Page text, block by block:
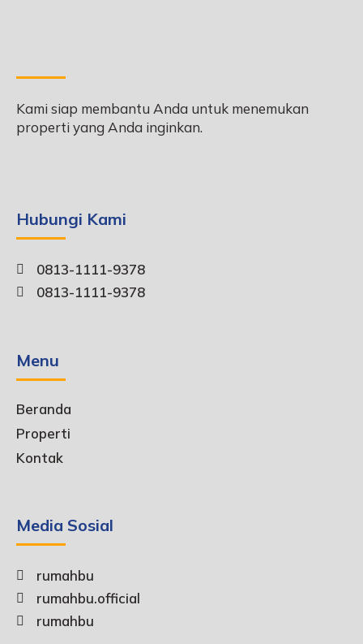
Kami siap membantu Anda untuk menemukan
properti yang Anda inginkan.
Hubungi Kami
0813-1111-9378
0813-1111-9378
Menu
Beranda
Properti
Kontak
Media Sosial
rumahbu
rumahbu.official
rumahbu